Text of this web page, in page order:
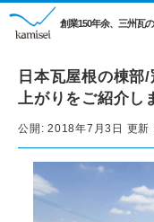
創業150年余、三州瓦の
日本瓦屋根の棟部
上がりをご紹介し
公開: 2018年7月3日 更新